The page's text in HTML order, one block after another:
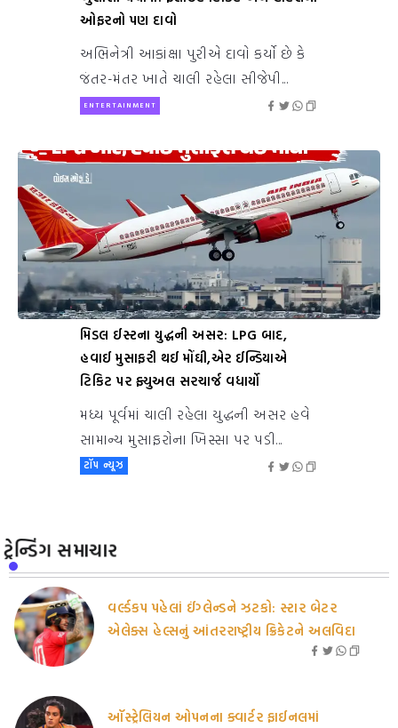
ઓફરનો પણ દાવો
અભિનેત્રી આકાંક્ષા પુરીએ દાવો કર્યો છે કે
જંતર-મંતર ખાતે ચાલી રહેલા સીજેપી...
ENTERTAINMENT
મિડલ ઈસ્ટના યુદ્ધની અસર: LPG બાદ,
હવાઈ મુસાફરી થઈ મોંઘી,એર ઈન્ડિયાએ
ટિકિટ પર ફ્યુઅલ સરચાર્જ વધાર્યો
મધ્ય પૂર્વમાં ચાલી રહેલા યુદ્ધની અસર હવે
સામાન્ય મુસાફરોના ખિસ્સા પર પડી...
ટૉપ ન્યૂઝ
ટ્રેન્ડિંગ સમાચાર
વર્લ્ડકપ પહેલાં ઈંગ્લેન્ડને ઝટકો: સ્ટાર બેટર
એલેક્સ હેલ્સનું આંતરરાષ્ટ્રીય ક્રિકેટને અલવિદા
ઑસ્ટ્રેલિયન ઓપનના ક્વાર્ટર ફાઈનલમાં